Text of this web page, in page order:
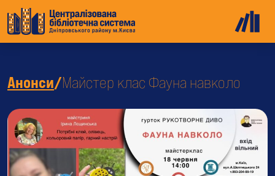
Анонси/Майстер клас Фауна навколо